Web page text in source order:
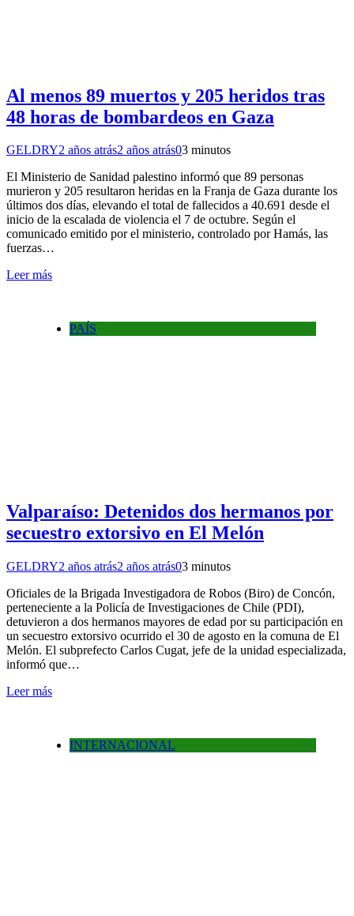
Al menos 89 muertos y 205 heridos tras
48 horas de bombardeos en Gaza
GELDRY2 años atrás2 años atrás03 minutos
El Ministerio de Sanidad palestino informó que 89 personas
murieron y 205 resultaron heridas en la Franja de Gaza durante los
últimos dos días, elevando el total de fallecidos a 40.691 desde el
inicio de la escalada de violencia el 7 de octubre. Según el
comunicado emitido por el ministerio, controlado por Hamás, las
fuerzas…
Leer más
PAÍS
Valparaíso: Detenidos dos hermanos por
secuestro extorsivo en El Melón
GELDRY2 años atrás2 años atrás03 minutos
Oficiales de la Brigada Investigadora de Robos (Biro) de Concón,
perteneciente a la Policía de Investigaciones de Chile (PDI),
detuvieron a dos hermanos mayores de edad por su participación en
un secuestro extorsivo ocurrido el 30 de agosto en la comuna de El
Melón. El subprefecto Carlos Cugat, jefe de la unidad especializada,
informó que…
Leer más
INTERNACIONAL